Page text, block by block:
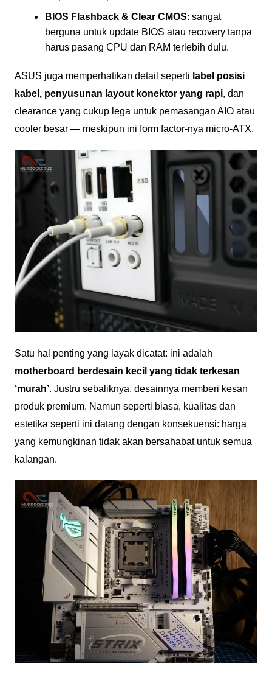
BIOS Flashback & Clear CMOS: sangat
berguna untuk update BIOS atau recovery tanpa
harus pasang CPU dan RAM terlebih dulu.
ASUS juga memperhatikan detail seperti label posisi
kabel, penyusunan layout konektor yang rapi, dan
clearance yang cukup lega untuk pemasangan AIO atau
cooler besar — meskipun ini form factor-nya micro-ATX.
Satu hal penting yang layak dicatat: ini adalah
motherboard berdesain kecil yang tidak terkesan
‘murah’. Justru sebaliknya, desainnya memberi kesan
produk premium. Namun seperti biasa, kualitas dan
estetika seperti ini datang dengan konsekuensi: harga
yang kemungkinan tidak akan bersahabat untuk semua
kalangan.